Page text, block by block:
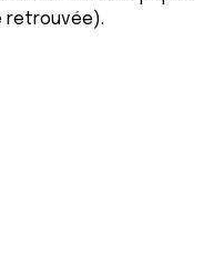
retrouvée).